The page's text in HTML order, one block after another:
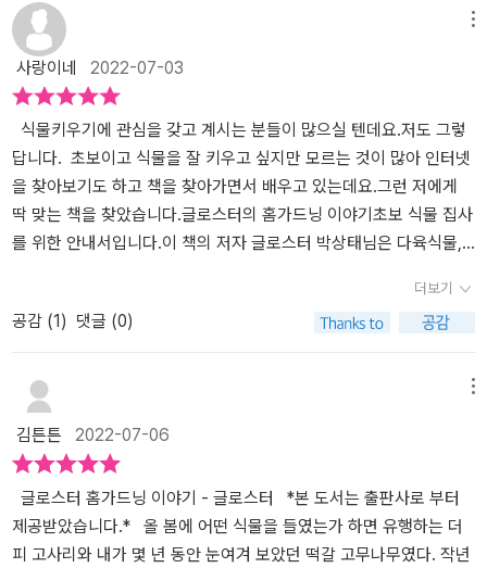
같은 경우 동면을 해 준다고 하는데 이 책을 통해 식물의 동면을 처음
알게 되었고 - 내가 살고 있는 곳은 겨울이 그리 춥지는 않으니 실내
에서 키우고 있다면 굳이 동면을 해야할까 싶기도 하지만, 눈이 내려
기온이 뚝 떨어지는 날은 현관에 있는 녀석들을 조금 안쪽으로 옮기
거나 찬바람을 막아줘야하겠다는 생각이 든다. 상세한 설명과 세밀화
를 보고 각 항목마다 큐앤에이와 포인트잇으로 실제 식물키우기에 대
한 질문사례를 통해 조금 더 구체적으로 내용을 정리하며 식물키우기
노하우를 배워볼 수 있어 더 좋았다. 지금은 책읽기정도로 한번 훑어
봤는데 집에가서 안스리움을 잘 크고 있는지, 작년에 분갈이할 때 무
르는 것이, 특히 균이 발생하지 않게 되도록 1회용 면도칼이 좋다,는
건 이 책을 보고 알았다 - 죽어가던 스노우화이트가 드디어 지난 주에
새 잎을 하나 틔웠는데 이제 잘 보살펴봐야겠다. 내가 유일하게 잘 하
는 것은 죽은 것 같은 식물도 포기하지 않고 물주기 하나만큼은 일정
하게 해 주는 것이다. 이제는 그것도 일정하게가 아니라 계절별로 변
화를 주어야 한다는 것도 알게 되었으니 이제 조금 더 살아남는 녀석
들이 많아지지 않을까.식물집사를 위한 안내서로 추천할 수 있는 책,
을 만나 한걸음 더 성장한 식물집사로 거듭날 것 같은 기분이다.
을 갖게 된 '피트' 모스가 들어가는 것을 알고 있었다(그동안 왜 흙 작
업을 하시면 약 냄새 비슷한 게 났는지도 이제 이해할 수 있었다). 그
나마 익숙한 게 '마사토'로 뭔지 명확히는 모르나 많이 들어 이름은 알
고 있었다. 물 주기에서 식린이의 모습은 나와 비슷했다. 꾸준히 주려
했는데 시들고 죽어간 금전수 화분이 떠오르니 씁쓸하다. 습도 유지
도 사무실 환경을 생각하니 별로였던 것 같다. 역시 개업 선물로는 크
게 신경을 쓰지 않아도 잘 크는 스투키가 최고인 것 같다는 생각을 다
시 한번 하게 된다. 환기 역시 사무실에서 아침 청소 때 외에는 많이
하지 않는 것 같다. 요즘 같은 장마철에 문을 열어두면 담배 피우는 사
가 있기에 더 열지 않게 되는지도 모르는데 화분을 키우는 데 환기가
중요하다는 것은 책을 통해 처음 알게 되는 듯하다. 빛 관리도 우리
집에서 키우는 화분들은 대다수 채광이 좋은 곳이나 바깥에서 키우기
에 크게 생각하지 않았다. 홈가드닝을 할 경우에 신경 쓸 게 많다는 것
을 알 게 된다. 실내가드닝을 하는 호실의 풍경이 괜히 그런 게 아니었
음을 다시금 확인하는 시간이기도 했다. 화분도 각자의 역할이 있고
장단점을 알게 된다. 왜 쓸데없이 무겁게 했을까 싶었던 화분들에도
다 이유가 있었던 것이다. 어드밴스 실내가드닝에서는 가드닝툴도
뭔가 많아진다. 다양한 번식 방법은 아무것도 모르고 행해봤던 일들
이 생각난다. 물꽂이는 꽃집의 물통을 떠오르게 한다. 뭐 꽃집에서는
닝에 어울리는 식물을 소개하는데 무작정 내가 키우고 싶다고 선택하
기 보다는 일단 잘 크는 식물을 선택하는 것도 식물을 죽이지 않을 수
있는 방법일것 같다. 또 초보에겐 어렵게 느껴질 관리법-흙, 빛, 물
주기, 습도, 환기-을 자세히 알려주고 조금은 생소하게 느껴졌던 수태
와 관련한 이야기도 만나볼 수 있어서 좋았다. 여기에 어느 정도 키우
다보면 영양공급도 필요하니 비료에 대해서도 알아야 하고 또 잘못하
면 식물이 죽어버리기도 하는 해충을 방제하는 관리법도 알려준
다. 여기서 더 나아가 어느 정도 식물 키우기에 익숙해졌다면 이제는
고수의 비결이 나온다. 여기에서는 단순히 생존시키는 수준을 넘어
아직 어렵게 느껴지는 부분이지만 잘 키워서 이런 수준까지 할 수 있
게 된다면 너무 좋을것 같다는 생각을 해본다. 관련된 내용을 일러스
트로 그려놓은 점도 괜찮았는데 마치 사진 같은 느낌으로 좀더 섬세
하게 표현해놓아서 관련 용어에 대해서도 일목요연하게 정리해둔 점
도 초보자나 고수에게 도움이 될 것 같다. - 출판사에서 도서를 제공
받아 본인의 주관적인 견해에 의하여 리뷰를 작성했습니다.
사랑이네 2022-07-03
답니다. ​ 초보이고 식물을 잘 키우고 싶지만 모르는 것이 많아 인터넷
을 찾아보기도 하고 책을 찾아가면서 배우고 있는데요.그런 저에게
딱 맞는 책을 찾았습니다.​​​글로스터의 홈가드닝 이야기초보 식물 집사
를 위한 안내서입니다.​이 책의 저자 글로스터 박상태님은 다육식물,
합니다. ​열대관엽식물을 잘 키우고자 관심을 기울이는 초보자들에게
보다 체계적으로 많은 방법을 알려주는 책입니다.​실내가드닝에서 초
보를 위한 기초적인 부분을 상세히 알려주고 있는데요.​저는 보통은
플라스틱 화분을 많이 사용하고 있어요.가볍기도 하고 편리해서 인데
화분의 선택법과 좋은 토양의 조건, 과습을 피하는 방법 등 여러가지
로 유익한 정보를 많이 배울 수 있습니다.​초보자들은 그냥 해본다는
마음으로 식물을 키우다가아까운 식물이 그만 운명을 달리하는 일을
많이 겪으면서 무엇이 문제일까하는 고민을 하게 되는데요.​특히나 어
려운 것은 물주기 입니다.​제가 식물을 들여놓을 때 화원에서 물을 얼
마나 주어야하냐고 물으면 겉흙이 마르면, 혹은 일주일에 두어번 정
더보기
공감 (1 ) 댓글 (0)
김튼튼 2022-07-06
제공받았습니다.* 올 봄에 어떤 식물을 들였는가 하면 유행하는 더
피 고사리와 내가 몇 년 동안 눈여겨 보았던 떡갈 고무나무였다. 작년